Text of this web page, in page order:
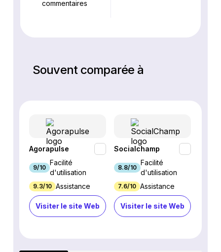
commentaires
Souvent comparée à
Agorapulse
9/10
Facilité
d'utilisation
9.3/10 Assistance
Visiter le site Web
Socialchamp
8.8/10
Facilité
d'utilisation
7.6/10 Assistance
Visiter le site Web